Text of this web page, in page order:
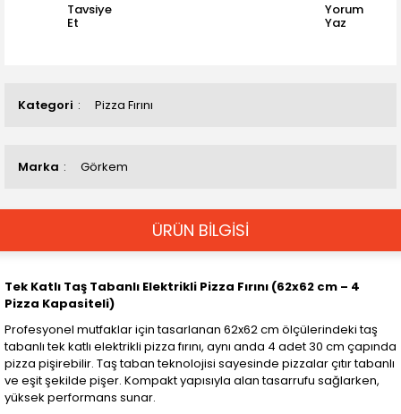
Kategori Pizza Fırını
Marka Görkem
Tavsiye
Et
Yorum
Yaz
ÜRÜN BİLGİSİ
Tek Katlı Taş Tabanlı Elektrikli Pizza Fırını (62x62 cm – 4
Pizza Kapasiteli)
Profesyonel mutfaklar için tasarlanan 62x62 cm ölçülerindeki taş
tabanlı tek katlı elektrikli pizza fırını, aynı anda 4 adet 30 cm çapında
pizza pişirebilir. Taş taban teknolojisi sayesinde pizzalar çıtır tabanlı
ve eşit şekilde pişer. Kompakt yapısıyla alan tasarrufu sağlarken,
yüksek performans sunar.